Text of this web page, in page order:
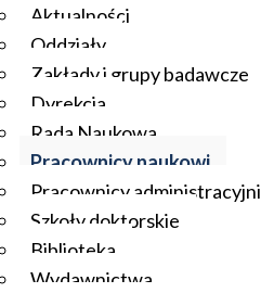
Aktualności
Oddziały
Zakłady i grupy badawcze
Dyrekcja
Rada Naukowa
Pracownicy naukowi
Pracownicy administracyjni
Szkoły doktorskie
Biblioteka
Wydawnictwa